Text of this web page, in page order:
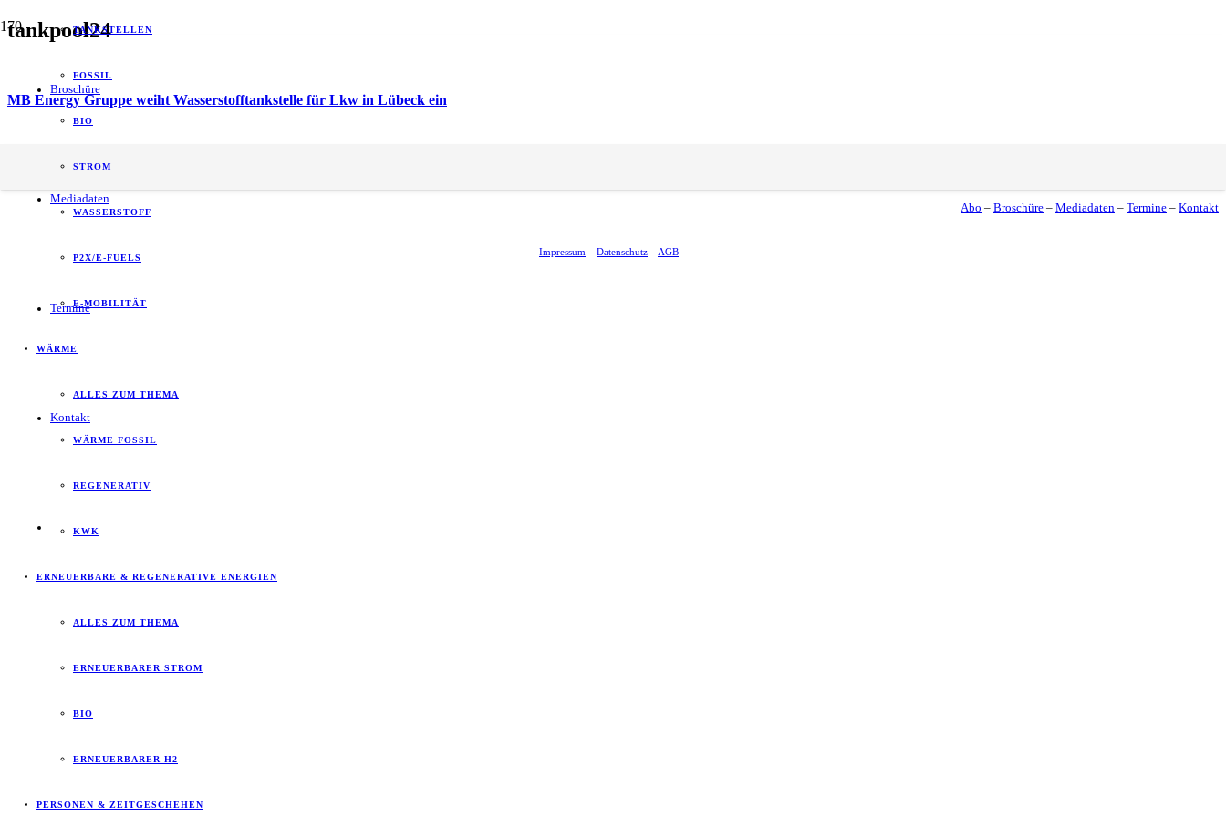
Broschüre
Mediadaten
Termine
Kontakt
TANKSTELLEN
FOSSIL
BIO
STROM
WASSERSTOFF
P2X/E-FUELS
E-MOBILITÄT
WÄRME
ALLES ZUM THEMA
WÄRME FOSSIL
REGENERATIV
KWK
ERNEUERBARE & REGENERATIVE ENERGIEN
ALLES ZUM THEMA
ERNEUERBARER STROM
BIO
ERNEUERBARER H2
PERSONEN & ZEITGESCHEHEN
tankpool24
MB Energy Gruppe weiht Wasserstofftankstelle für Lkw in Lübeck ein
Abo – Broschüre – Mediadaten – Termine – Kontakt
Impressum – Datenschutz – AGB –